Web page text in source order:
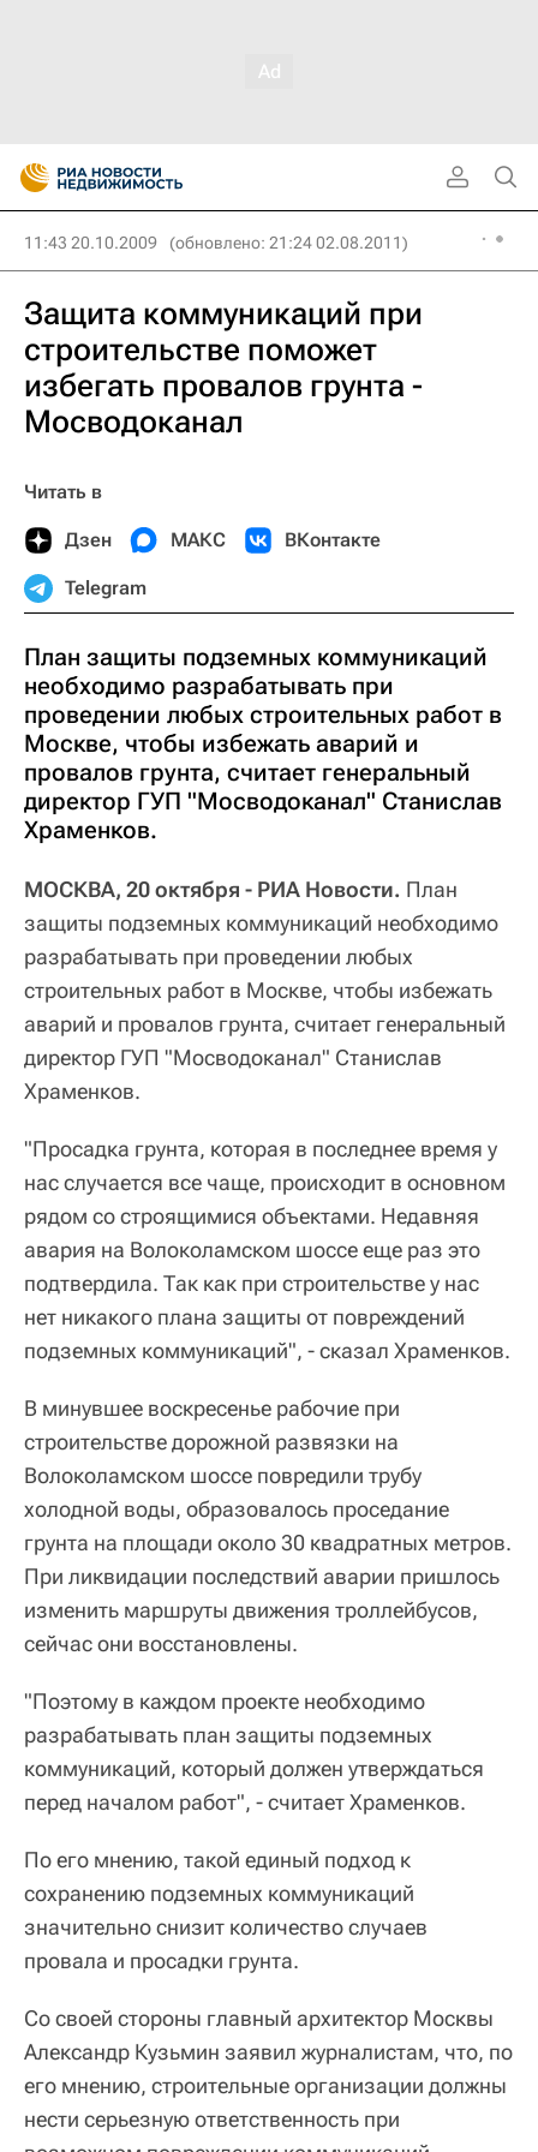
11:43 20.10.2009 (обновлено: 21:24 02.08.2011)
Защита коммуникаций при
строительстве поможет
избегать провалов грунта -
Мосводоканал
Читать в
Дзен МАКС ВКонтакте
Telegram
План защиты подземных коммуникаций
необходимо разрабатывать при
проведении любых строительных работ в
Москве, чтобы избежать аварий и
провалов грунта, считает генеральный
директор ГУП "Мосводоканал" Станислав
Храменков.
МОСКВА, 20 октября - РИА Новости. План
защиты подземных коммуникаций необходимо
разрабатывать при проведении любых
строительных работ в Москве, чтобы избежать
аварий и провалов грунта, считает генеральный
директор ГУП "Мосводоканал" Станислав
Храменков.
"Просадка грунта, которая в последнее время у
нас случается все чаще, происходит в основном
рядом со строящимися объектами. Недавняя
авария на Волоколамском шоссе еще раз это
подтвердила. Так как при строительстве у нас
нет никакого плана защиты от повреждений
подземных коммуникаций", - сказал Храменков.
В минувшее воскресенье рабочие при
строительстве дорожной развязки на
Волоколамском шоссе повредили трубу
холодной воды, образовалось проседание
грунта на площади около 30 квадратных метров.
При ликвидации последствий аварии пришлось
изменить маршруты движения троллейбусов,
сейчас они восстановлены.
"Поэтому в каждом проекте необходимо
разрабатывать план защиты подземных
коммуникаций, который должен утверждаться
перед началом работ", - считает Храменков.
По его мнению, такой единый подход к
сохранению подземных коммуникаций
значительно снизит количество случаев
провала и просадки грунта.
Со своей стороны главный архитектор Москвы
Александр Кузьмин заявил журналистам, что, по
его мнению, строительные организации должны
нести серьезную ответственность при